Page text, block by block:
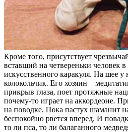
Кроме того, присутствует
вставший на четвереньки человек
искусственного каракуля. На шее
колокольчик. Его хозяин –
прикрыв глаза, поет протяжные
почему-то играет на аккордеоне.
на поводке. Пока пастух шаманит
беспокойно рвется вперед. И
то ли пса, то ли балаганного